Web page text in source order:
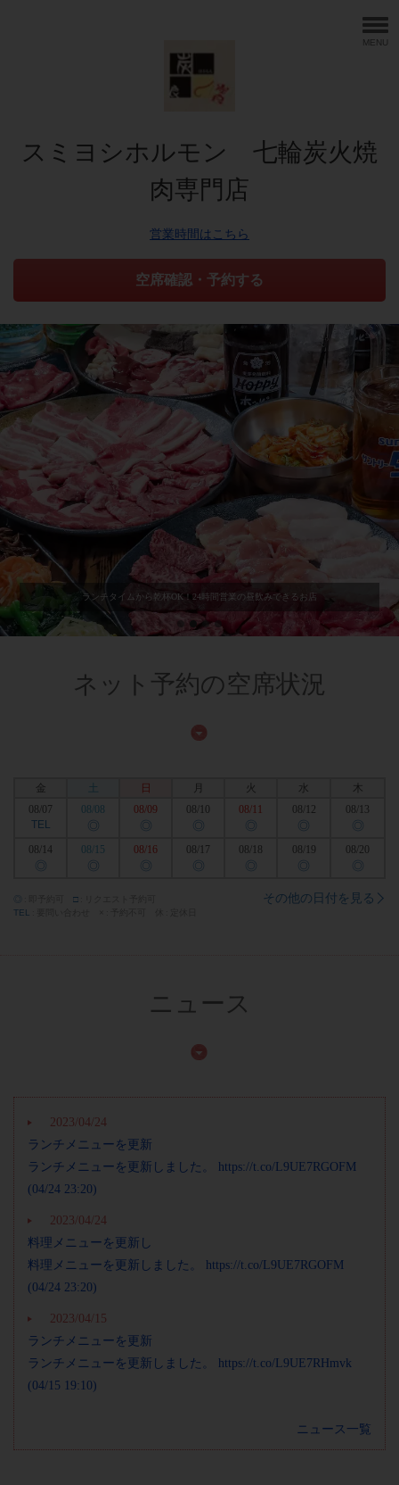
MENU
スミヨシホルモン 七輪炭火焼
肉専門店
営業時間はこちら
空席確認・予約する
ランチタイムから乾杯OK！24時間営業の昼飲みできるお店
ネット予約の空席状況
金 土 日 火 水
木
08/07
TEL
08/08
◎
08/09
◎ ◎
08/11
◎
08/12
◎
08/13
◎
08/14
◎
08/15
◎
08/16
◎
08/17
◎ ◎
08/19
◎
08/20
◎
□
TEL
その他の日付を見る
ニュース
2023/04/24
ランチメニューを更新
ランチメニューを更新しました。 https://t.co/L9UE7RGOFM
(04/24 23:20)
2023/04/24
料理メニューを更新し
料理メニューを更新しました。 https://t.co/L9UE7RGOFM
(04/24 23:20)
2023/04/15
ランチメニューを更新
ランチメニューを更新しました。 https://t.co/L9UE7RHmvk
(04/15 19:10)
ニュース一覧